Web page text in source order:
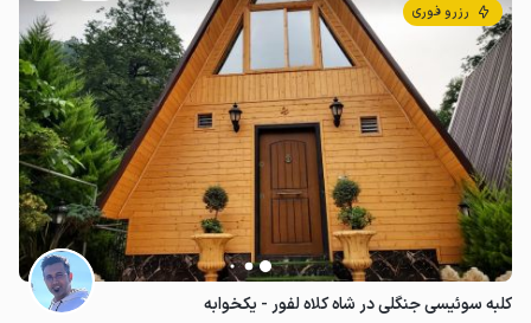
رزرو فوری
کلبه سوئیسی جنگلی در شاه کلاه لفور - یکخوابه